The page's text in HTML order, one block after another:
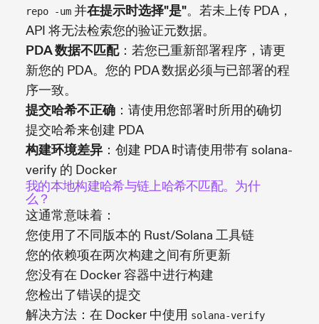
repo -um 并在提示时选择"是"。若未上传 PDA，
API 将无法检索您的验证元数据。
PDA 数据不匹配：若您已重新部署程序，请更
新您的 PDA。您的 PDA 数据必须与已部署的程
序一致。
提交哈希不正确 ：请使用您部署时所用的确切
提交哈希来创建 PDA
构建环境差异 ：创建 PDA 时请使用带有 solana-
verify 的 Docker
我的本地构建哈希与链上哈希不匹配。为什
么？
这通常意味着：
您使用了不同版本的 Rust/Solana 工具链
您的依赖项在两次构建之间有所更新
您没有在 Docker 容器中进行构建
您检出了错误的提交
解决方法：在 Docker 中使用 solana-verify